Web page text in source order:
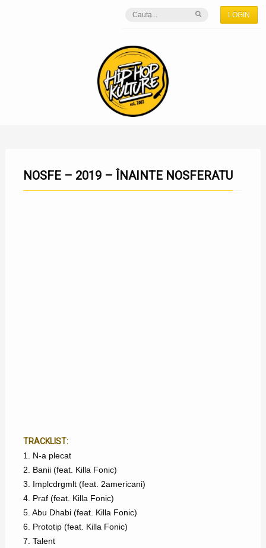
LOGIN
NOSFE – 2019 – ÎNAINTE NOSFERATU
TRACKLIST:
1. N-a plecat
2. Banii (feat. Killa Fonic)
3. Implcdrgmlt (feat. 2americani)
4. Praf (feat. Killa Fonic)
5. Abu Dhabi (feat. Killa Fonic)
6. Prototip (feat. Killa Fonic)
7. Talent